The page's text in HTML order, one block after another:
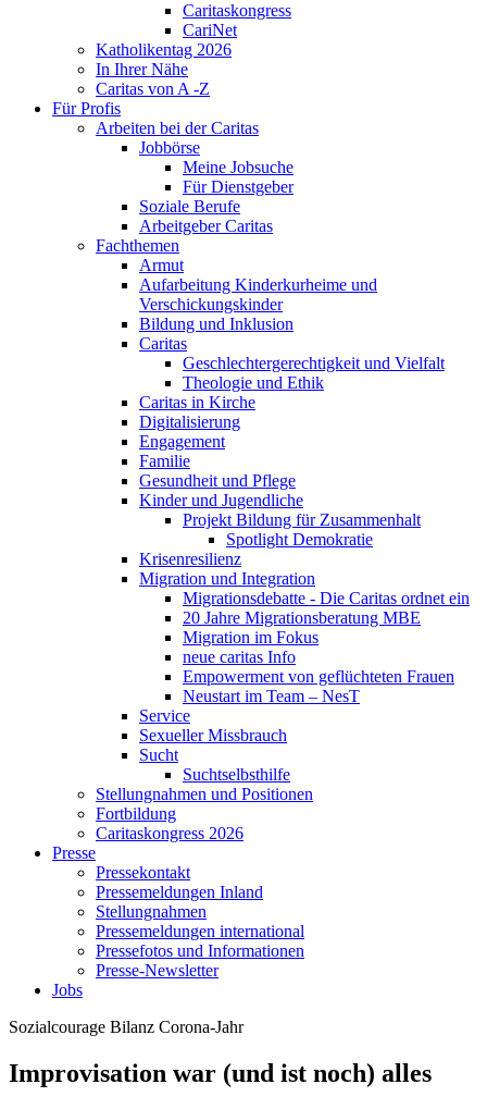
Caritaskongress
CariNet
Katholikentag 2026
In Ihrer Nähe
Caritas von A -Z
Für Profis
Arbeiten bei der Caritas
Jobbörse
Meine Jobsuche
Für Dienstgeber
Soziale Berufe
Arbeitgeber Caritas
Fachthemen
Armut
Aufarbeitung Kinderkurheime und
Verschickungskinder
Bildung und Inklusion
Caritas
Geschlechtergerechtigkeit und Vielfalt
Theologie und Ethik
Caritas in Kirche
Digitalisierung
Engagement
Familie
Gesundheit und Pflege
Kinder und Jugendliche
Projekt Bildung für Zusammenhalt
Spotlight Demokratie
Krisenresilienz
Migration und Integration
Migrationsdebatte - Die Caritas ordnet ein
20 Jahre Migrationsberatung MBE
Migration im Fokus
neue caritas Info
Empowerment von geflüchteten Frauen
Neustart im Team – NesT
Service
Sexueller Missbrauch
Sucht
Suchtselbsthilfe
Stellungnahmen und Positionen
Fortbildung
Caritaskongress 2026
Presse
Pressekontakt
Pressemeldungen Inland
Stellungnahmen
Pressemeldungen international
Pressefotos und Informationen
Presse-Newsletter
Jobs
Sozialcourage Bilanz Corona-Jahr
Improvisation war (und ist noch) alles